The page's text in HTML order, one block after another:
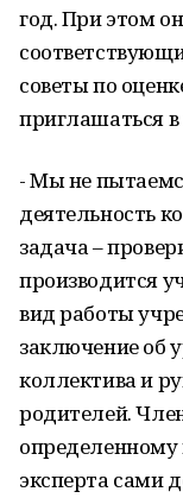
год. При этом
советы по
приглашаться в
- Мы не
деятельность
задача –
производится
вид работы
заключение об
коллектива и
родителей.
определенному
эксперта сами